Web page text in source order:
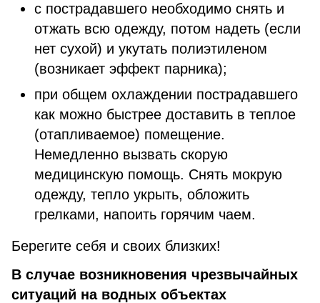
с пострадавшего необходимо снять и
отжать всю одежду, потом надеть (если
нет сухой) и укутать полиэтиленом
(возникает эффект парника);
при общем охлаждении пострадавшего
как можно быстрее доставить в теплое
(отапливаемое) помещение.
Немедленно вызвать скорую
медицинскую помощь. Снять мокрую
одежду, тепло укрыть, обложить
грелками, напоить горячим чаем.
Берегите себя и своих близких!
В случае возникновения чрезвычайных
ситуаций на водных объектах